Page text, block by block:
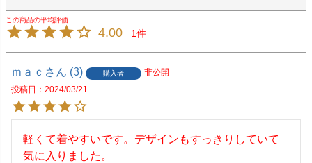
4.00 1
ｍａｃ 3 購入者
非公開
投稿日
2024/03/21
軽くて着やすいです。デザインもすっきりしていて
気に入りました。